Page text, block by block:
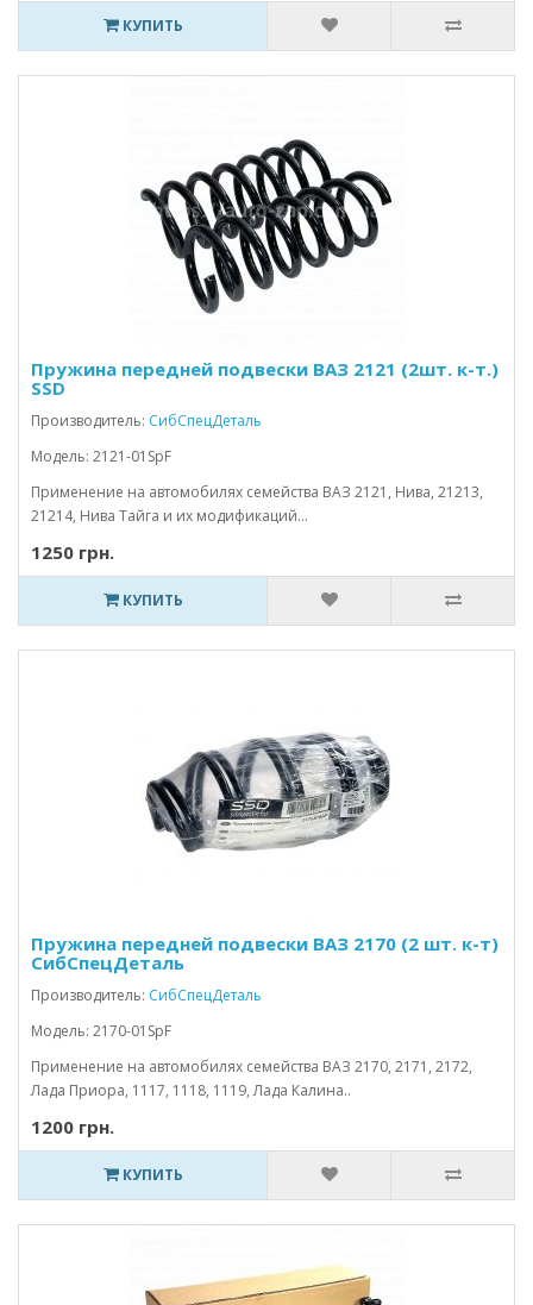
КУПИТЬ
Пружина передней подвески ВАЗ 2121 (2шт. к-т.)
SSD
Производитель: СибСпецДеталь
Модель: 2121-01SpF
Применение на автомобилях семейства ВАЗ 2121, Нива, 21213,
21214, Нива Тайга и их модификаций...
1250 грн.
КУПИТЬ
Пружина передней подвески ВАЗ 2170 (2 шт. к-т)
СибСпецДеталь
Производитель: СибСпецДеталь
Модель: 2170-01SpF
Применение на автомобилях семейства ВАЗ 2170, 2171, 2172,
Лада Приора, 1117, 1118, 1119, Лада Калина..
1200 грн.
КУПИТЬ